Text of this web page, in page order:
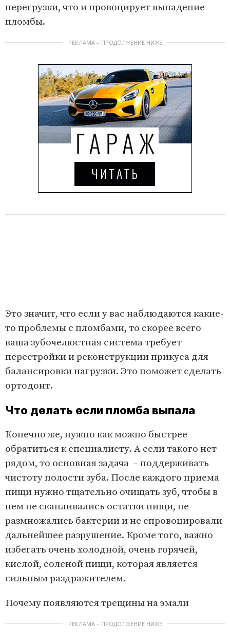
перегрузки, что и провоцирует выпадение
пломбы.
РЕКЛАМА – ПРОДОЛЖЕНИЕ НИЖЕ
Это значит, что если у вас наблюдаются какие-
то проблемы с пломбами, то скорее всего
ваша зубочелюстная система требует
перестройки и реконструкции прикуса для
балансировки нагрузки. Это поможет сделать
ортодонт.
Что делать если пломба выпала
Конечно же, нужно как можно быстрее
обратиться к специалисту. А если такого нет
рядом, то основная задача – поддерживать
чистоту полости зуба. После каждого приема
пищи нужно тщательно очищать зуб, чтобы в
нем не скапливались остатки пищи, не
размножались бактерии и не спровоцировали
дальнейшее разрушение. Кроме того, важно
избегать очень холодной, очень горячей,
кислой, соленой пищи, которая является
сильным раздражителем.
Почему появляются трещины на эмали
РЕКЛАМА – ПРОДОЛЖЕНИЕ НИЖЕ